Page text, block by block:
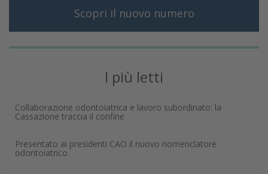
Scopri il nuovo numero
I più letti
Collaborazione odontoiatrica e lavoro subordinato: la
Cassazione traccia il confine
Presentato ai presidenti CAO il nuovo nomenclatore
odontoiatrico